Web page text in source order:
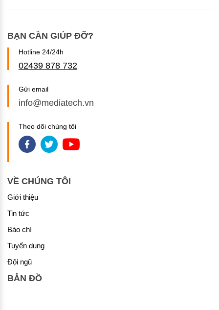
BẠN CẦN GIÚP ĐỠ?
Hotline 24/24h
02439 878 732
Gửi email
info@mediatech.vn
Theo dõi chúng tôi
VỀ CHÚNG TÔI
Giới thiệu
Tin tức
Báo chí
Tuyển dụng
Đội ngũ
BẢN ĐỒ